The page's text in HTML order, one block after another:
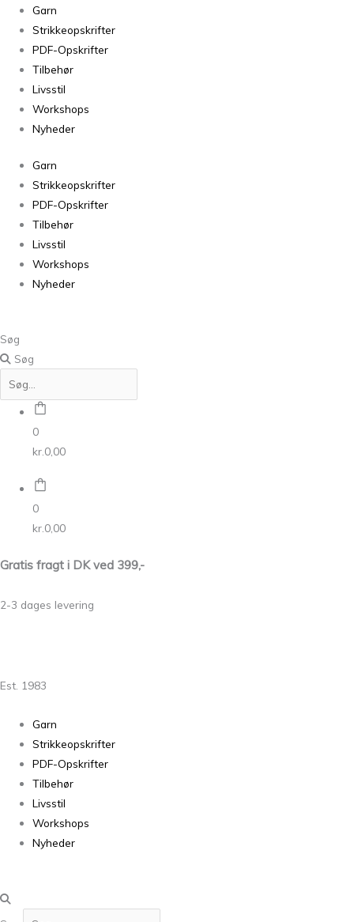
Garn
Strikkeopskrifter
PDF-Opskrifter
Tilbehør
Livsstil
Workshops
Nyheder
Garn
Strikkeopskrifter
PDF-Opskrifter
Tilbehør
Livsstil
Workshops
Nyheder
Søg
Søg
0
kr. 0,00
0
kr. 0,00
Gratis fragt i DK ved 399,-
2-3 dages levering
Est. 1983
Garn
Strikkeopskrifter
PDF-Opskrifter
Tilbehør
Livsstil
Workshops
Nyheder
Tweed
antal